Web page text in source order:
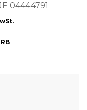
04444791